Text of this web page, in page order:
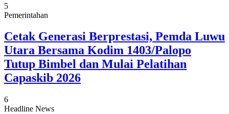
5
Pemerintahan
Cetak Generasi Berprestasi, Pemda Luwu
Utara Bersama Kodim 1403/Palopo
Tutup Bimbel dan Mulai Pelatihan
Capaskib 2026
6
Headline News